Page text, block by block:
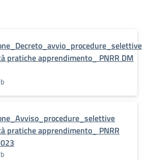
pratiche apprendimento_ PNRR DM
pratiche apprendimento_ PNRR